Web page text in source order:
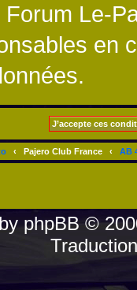
Le-
en
‹ Pajero Club France ‹ AB
phpBB©